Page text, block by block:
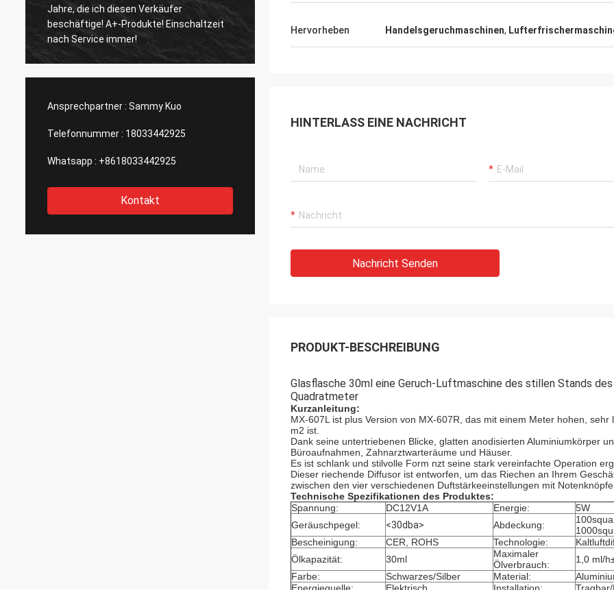
ich diesen Verkäufer
Produkte! Einschaltzeit
immer!
und schnelles Verschiffen. Es ist stiller
und großer Nebel. Sehr
Berufsgeruchdiffusorhersteller
Ansprechpartner : Sammy Kuo
Telefonnummer : 18033442925
Whatsapp : +8618033442925
Kontakt
Hervorheben Handelsgeruchmaschinen,
HINTERLASS EINE NACHRICHT
Nachricht Senden
PRODUKT-BESCHREIBUNG
Glasflasche 30ml eine Geruch-Luftmaschine des stillen Stands
Quadratmeter
Kurzanleitung:
MX-607L ist plus Version von MX-607R, das mit einem Meter hohen,
m2 ist.
Dank seine untertriebenen Blicke, glatten anodisierten Aluminiumkörper
Büroaufnahmen, Zahnarztwarteräume und Häuser.
Es ist schlank und stilvolle Form nzt seine stark vereinfachte Operation
Dieser riechende Diffusor ist entworfen, um das Riechen an Ihrem
zwischen den vier verschiedenen Duftstärkeeinstellungen mit
Technische Spezifikationen des Produktes:
Spannung:
DC12V1A Energie:
5W
Geräuschpegel:
<30dba> Abdeckung:
Bescheinigung:
CER, ROHS Technologie:
Ölkapazität:
30ml
Maximaler
Ölverbrauch:
1,0 ml/
Farbe:
Schwarzes/Silber Material: